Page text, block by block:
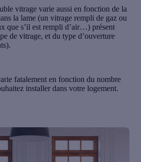
vitrage varie aussi en fonction de la
la lame (un vitrage rempli de gaz ou
que s’il est rempli d’air…) présent
de vitrage, et du type d’ouverture
fatalement en fonction du nombre
installer dans votre logement.